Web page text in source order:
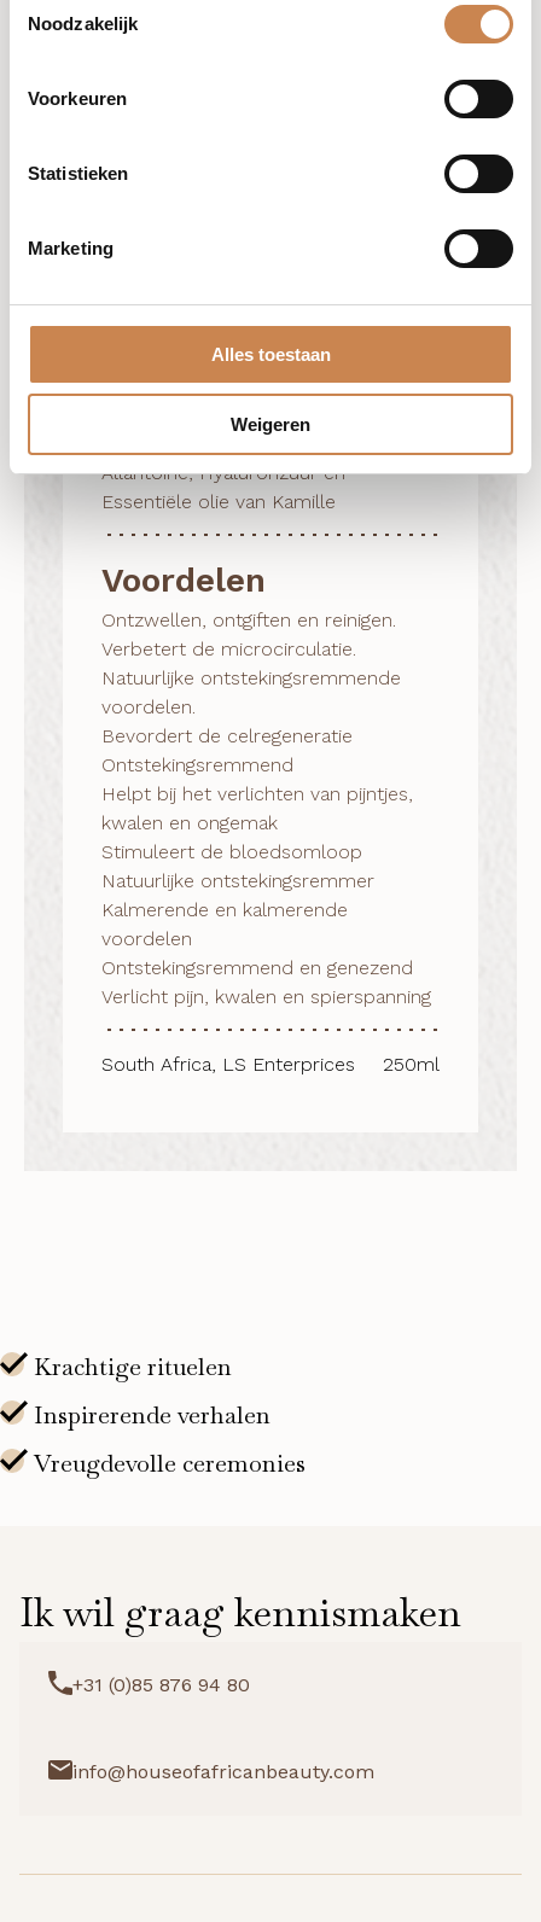
Noodzakelijk
Voorkeuren
Statistieken
Marketing
Alles toestaan
Weigeren
ml)
Ingrediënten
Mineralen uit
de zee, Bruine Algen Extract, Kamfer,
Allantoïne, Hyaluronzuur en
Essentiële olie van Kamille
Voordelen
Ontzwellen, ontgiften en reinigen.
Verbetert de microcirculatie.
Natuurlijke ontstekingsremmende
voordelen.
Bevordert de celregeneratie
Ontstekingsremmend
Helpt bij het verlichten van pijntjes,
kwalen en ongemak
Stimuleert de bloedsomloop
Natuurlijke ontstekingsremmer
Kalmerende en kalmerende
voordelen
Ontstekingsremmend en genezend
Verlicht pijn, kwalen en spierspanning
South Africa, LS Enterprices 250ml
Ik wil graag kennismaken
+31 (0)85 876 94 80
info@houseofafricanbeauty.com